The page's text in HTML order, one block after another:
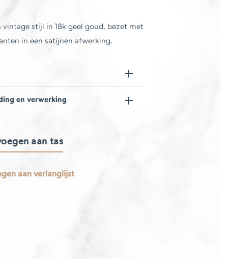
stijl in 18k geel goud, bezet met
in een satijnen afwerking.
en verwerking
aan tas
aan verlanglijst